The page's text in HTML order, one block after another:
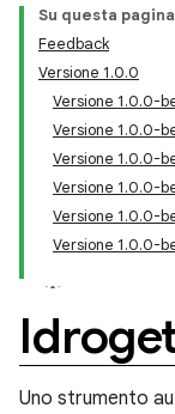
Su questa pagina
Feedback
Versione 1.0.0
Versione 1.0.0-
Versione 1.0.0-
Versione 1.0.0-
Versione 1.0.0-
Versione 1.0.0-
Versione 1.0.0-
Uno strumento